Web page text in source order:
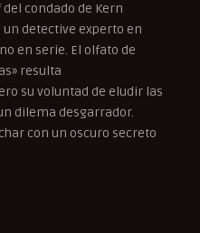
condado de Kern
un detective experto en
en serie. El olfato de
resulta
su voluntad de eludir las
dilema desgarrador.
con un oscuro secreto